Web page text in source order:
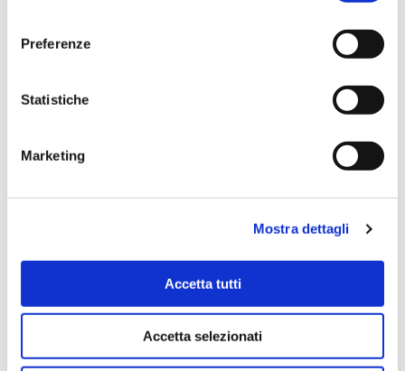
Preferenze
Statistiche
Marketing
Mostra dettagli
Accetta tutti
Accetta selezionati
Ho acquistato un Selmer Super Action 80 serie I da
è arrivato in condizioni impeccabili, perfettamente
imballato e conforme alla descrizione. Il negozio si è
★★★★★
Francesca Raimondi (La musica e Gioia) da diversi anni.
Abbiamo ordinato tutti i violini dalla ditta Denis Basin.
Mentre suonava, il ponticello si è rotto e questo ci ha